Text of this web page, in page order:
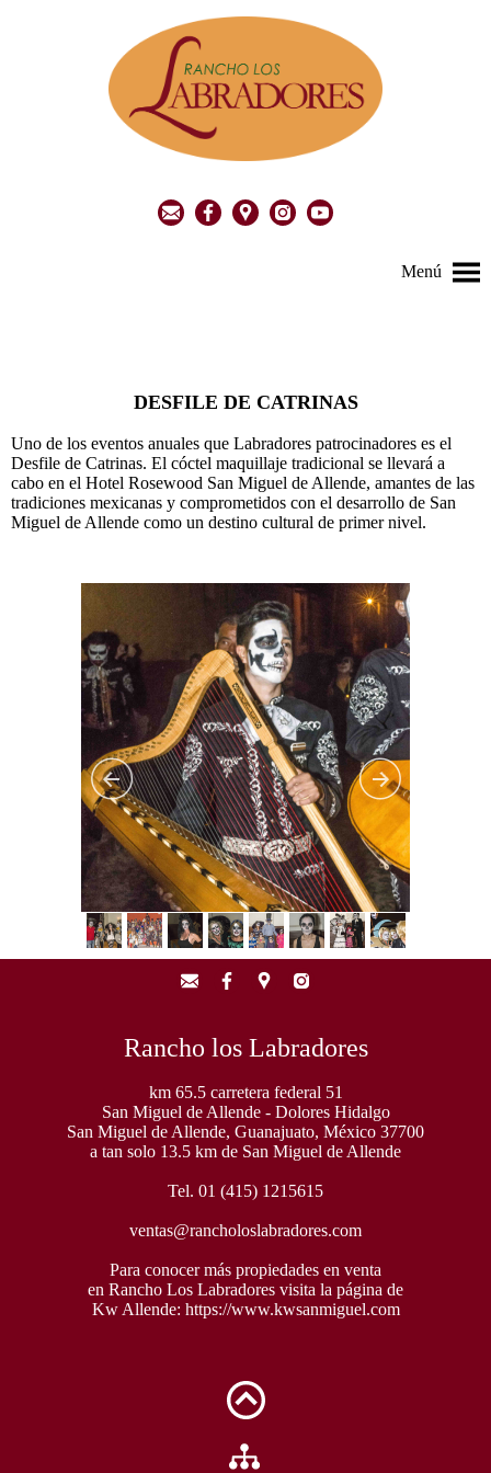
Menú
DESFILE DE CATRINAS
Uno de los eventos anuales que Labradores patrocinadores es el
Desfile de Catrinas. El cóctel maquillaje tradicional se llevará a
cabo en el Hotel Rosewood San Miguel de Allende, amantes de las
tradiciones mexicanas y comprometidos con el desarrollo de San
Miguel de Allende como un destino cultural de primer nivel.
Rancho los Labradores
km 65.5 carretera federal 51
San Miguel de Allende - Dolores Hidalgo
San Miguel de Allende, Guanajuato, México 37700
a tan solo 13.5 km de San Miguel de Allende
Tel. 01 (415) 1215615
ventas@rancholoslabradores.com
Para conocer más propiedades en venta
en Rancho Los Labradores visita la página de
Kw Allende: https://www.kwsanmiguel.com